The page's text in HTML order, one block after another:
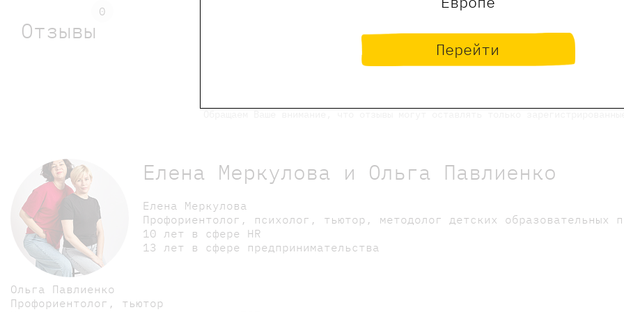
Перейти
Отзывы
0
Елена Меркулова и Ольга Павлиенко
Елена Меркулова
Профориентолог, психолог, тьютор, методолог детских образовательных
10 лет в сфере HR
13 лет в сфере предпринимательства
Ольга Павлиенко
Профориентолог, тьютор